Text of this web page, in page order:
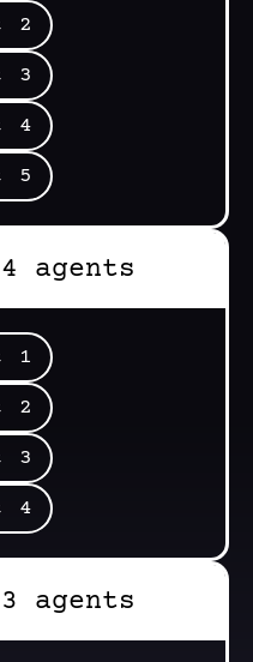
2
3
4
5
agents
1
2
3
4
agents